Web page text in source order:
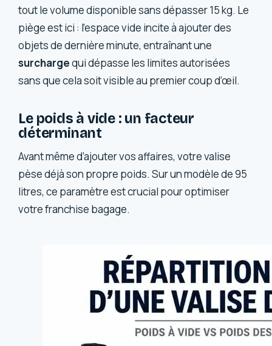
tout le volume disponible sans dépasser 15 kg. Le
piège est ici : l’espace vide incite à ajouter des
objets de dernière minute, entraînant une
surchargequi dépasse les limites autorisées
sans que cela soit visible au premier coup d’œil.
Le poids à vide : un facteur
déterminant
Avant même d’ajouter vos affaires, votre valise
pèse déjà son propre poids. Sur un modèle de 95
litres, ce paramètre est crucial pour optimiser
votre franchise bagage.